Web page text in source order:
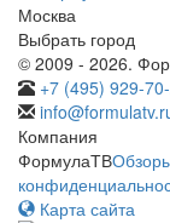
Москва
Выбрать город
© 2009 - 2026.
+7 (495) 929-
Компания
ФормулаТВ
Карта сайта